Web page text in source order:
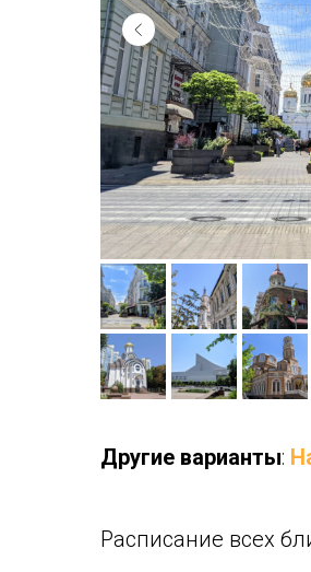
Другие варианты:
Расписание всех